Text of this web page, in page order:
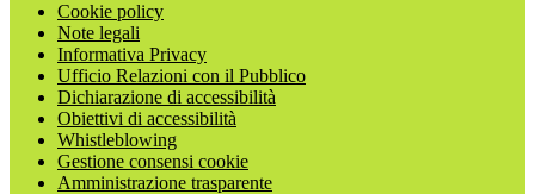
Cookie policy
Note legali
Informativa Privacy
Ufficio Relazioni con il Pubblico
Dichiarazione di accessibilità
Obiettivi di accessibilità
Whistleblowing
Gestione consensi cookie
Amministrazione trasparente